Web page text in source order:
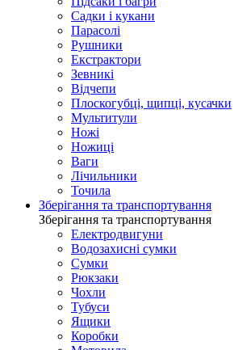
Садки і кукани
Парасолі
Рушники
Екстрактори
Зевникі
Відчепи
Плоскогубці, щипці, кусачки
Мультитули
Ножі
Ножиці
Ваги
Лічильники
Точила
Зберігання та транспортування
Зберігання та транспортування
Електродвигуни
Водозахисні сумки
Сумки
Рюкзаки
Чохли
Тубуси
Ящики
Коробки